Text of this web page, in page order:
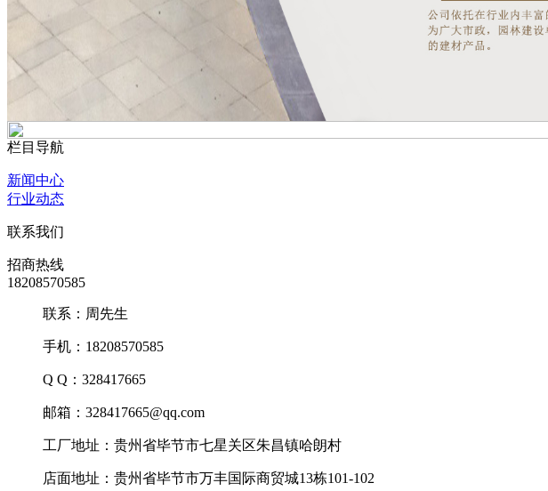
栏目导航
新闻中心
行业动态
联系我们
招商热线
18208570585
联系：周先生
手机：18208570585
Q Q：328417665
邮箱：328417665@qq.com
工厂地址：贵州省毕节市七星关区朱昌镇哈朗村
店面地址：贵州省毕节市万丰国际商贸城13栋101-102